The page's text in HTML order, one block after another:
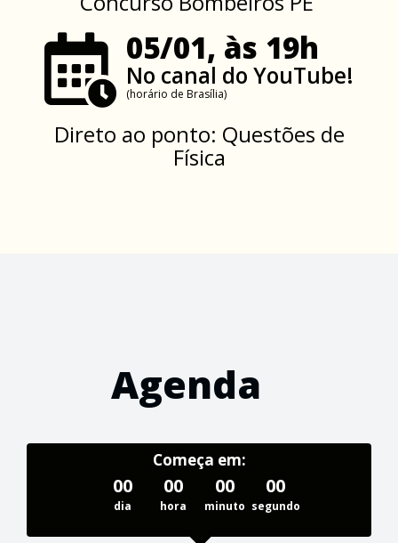
05/01, às 19h
No canal do YouTube!
(horário de Brasília)
Direto ao ponto: Questões de
Física
Agenda
Começa em:
00
dia
00
hora
00
minuto
00
segundo